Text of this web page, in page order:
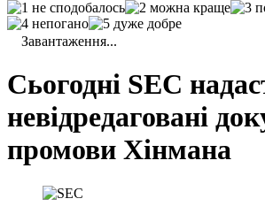
Завантаження...
Сьогодні SEC
невідредаговані
промови Хінмана